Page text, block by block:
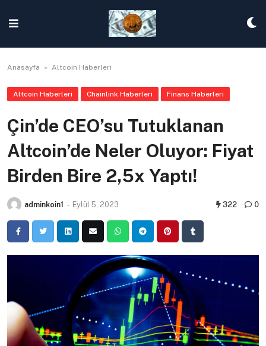
content
Anasayfa » Altcoin Haberleri
Altcoin Haberleri Chainlink Haberleri Finans Haberleri
Çin’de CEO’su Tutuklanan
Altcoin’de Neler Oluyor: Fiyat
Birden Bire 2,5x Yaptı!
adminkoin1 - Eylül 5, 2023 322 0